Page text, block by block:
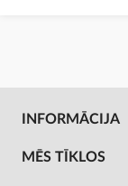
INFORMĀCIJA
MĒS TĪKLOS